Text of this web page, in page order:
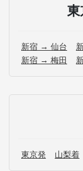
東
新宿 → 仙台
新宿 → 梅田
東京発 山梨着